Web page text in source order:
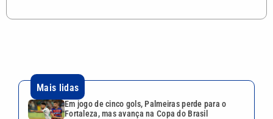
Mais lidas
Em jogo de cinco gols, Palmeiras perde para o
Fortaleza, mas avança na Copa do Brasil